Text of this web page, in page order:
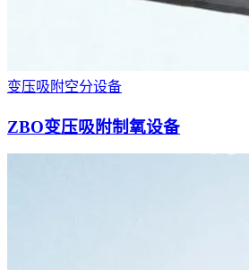
变压吸附空分设备
ZBO变压吸附制氧设备